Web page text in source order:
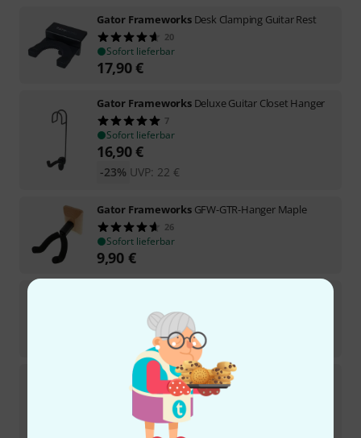
Gator Frameworks Desk Clamping Guitar Rest
20
Sofort lieferbar
17,90€
Gator Frameworks Deluxe Guitar Closet Hanger
7
Sofort lieferbar
16,90€
UVP: 22 €
-23%
Gator Frameworks GFW-GTR-Hanger Maple
26
Sofort lieferbar
9,90 €
Sofort lieferbar
Gator FrameworksGFW-GTR-Hanger SC
7
Sofort lieferbar